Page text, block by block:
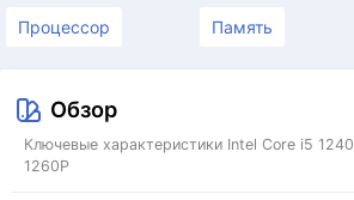
Процессор Память
Обзор
Ключевые характеристики Intel Core i5
1260P